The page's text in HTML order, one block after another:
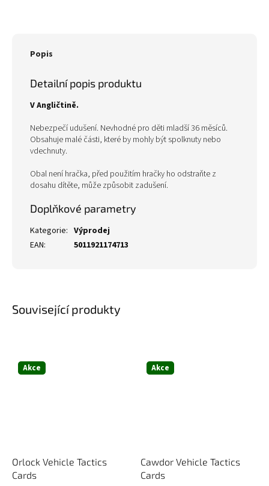
Související produkty
Akce
Orlock Vehicle Tactics
Cards
Akce
Cawdor Vehicle Tactics
Cards
Popis
Detailní popis produktu
V Angličtině.
Nebezpečí udušení. Nevhodné pro děti mladší 36 měsíců.
Obsahuje malé části, které by mohly být spolknuty nebo
vdechnuty.
Obal není hračka, před použitím hračky ho odstraňte z
dosahu dítěte, může způsobit zadušení.
Doplňkové parametry
Kategorie: Výprodej
EAN: 5011921174713